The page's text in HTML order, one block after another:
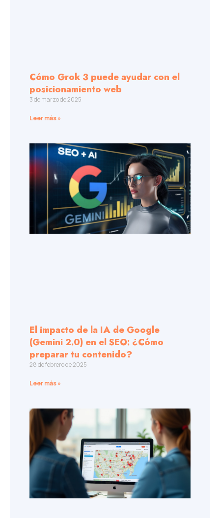
Cómo Grok 3 puede ayudar con el
posicionamiento web
3 de marzo de 2025
Leer más »
El impacto de la IA de Google
(Gemini 2.0) en el SEO: ¿Cómo
preparar tu contenido?
28 de febrero de 2025
Leer más »